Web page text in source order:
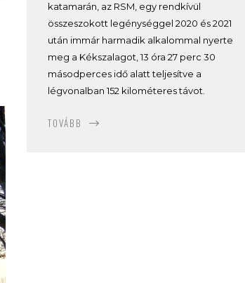
katamarán, az RSM, egy rendkívül
összeszokott legénységgel 2020 és 2021
után immár harmadik alkalommal nyerte
meg a Kékszalagot, 13 óra 27 perc 30
másodperces idő alatt teljesítve a
légvonalban 152 kilométeres távot.
TOVÁBB